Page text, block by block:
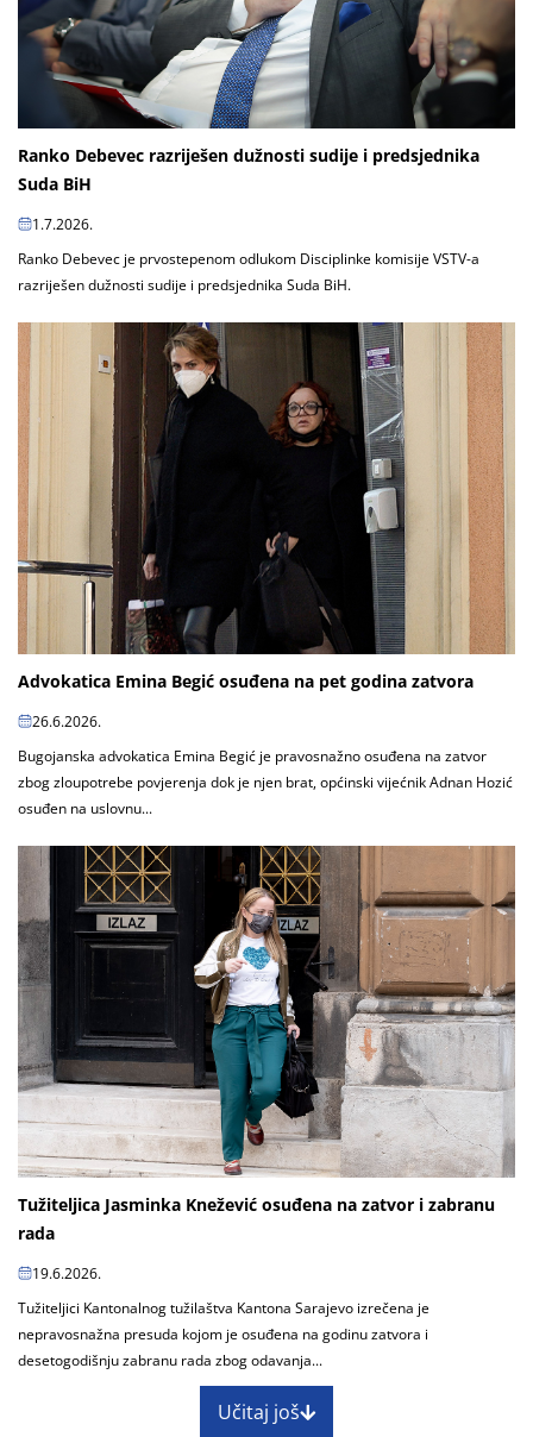
Ranko Debevec razriješen dužnosti sudije i predsjednika
Suda BiH
1.7.2026.
Ranko Debevec je prvostepenom odlukom Disciplinke komisije VSTV-a
razriješen dužnosti sudije i predsjednika Suda BiH.
Advokatica Emina Begić osuđena na pet godina zatvora
26.6.2026.
Bugojanska advokatica Emina Begić je pravosnažno osuđena na zatvor
zbog zloupotrebe povjerenja dok je njen brat, općinski vijećnik Adnan Hozić
osuđen na uslovnu...
Tužiteljica Jasminka Knežević osuđena na zatvor i zabranu
rada
19.6.2026.
Tužiteljici Kantonalnog tužilaštva Kantona Sarajevo izrečena je
nepravosnažna presuda kojom je osuđena na godinu zatvora i
desetogodišnju zabranu rada zbog odavanja...
Učitaj još